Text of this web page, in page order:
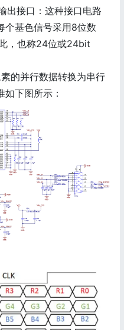
出接口：这种接口电路
个基色信号采用8位数
，也称24位或24bit
的并行数据转换为串行
下图所示：